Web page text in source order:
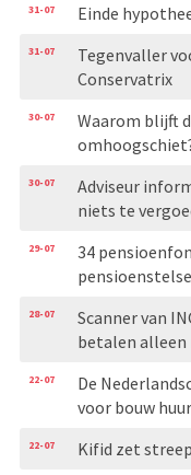
31-07 Einde
31-07
Tegenvaller
Conservatrix
30-07
Waarom blijft
30-07
Adviseur
niets te
29-07
34
28-07
Scanner van
betalen alleen
22-07
De
voor bouw
22-07 Kifid zet